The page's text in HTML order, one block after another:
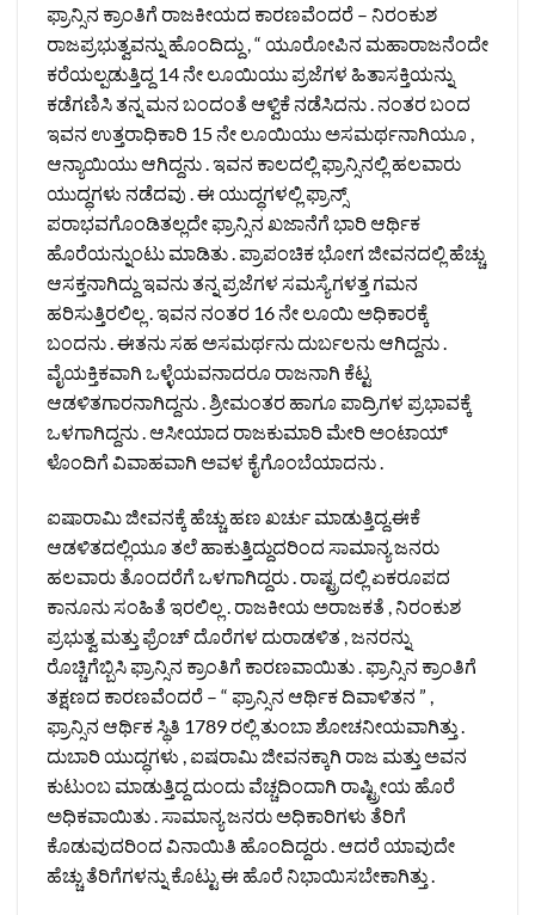
ಫ್ರಾನ್ಸಿನ ಕ್ರಾಂತಿಗೆ ರಾಜಕೀಯದ ಕಾರಣವೆಂದರೆ – ನಿರಂಕುಶ
ರಾಜಪ್ರಭುತ್ವವನ್ನು ಹೊಂದಿದ್ದು , “ ಯೂರೋಪಿನ ಮಹಾರಾಜನೆಂದೇ
ಕರೆಯಲ್ಪಡುತ್ತಿದ್ದ 14 ನೇ ಲೂಯಿಯು ಪ್ರಜೆಗಳ ಹಿತಾಸಕ್ತಿಯನ್ನು
ಕಡೆಗಣಿಸಿ ತನ್ನ ಮನ ಬಂದಂತೆ ಆಳ್ವಿಕೆ ನಡೆಸಿದನು . ನಂತರ ಬಂದ
ಇವನ ಉತ್ತರಾಧಿಕಾರಿ 15 ನೇ ಲೂಯಿಯು ಅಸಮರ್ಥನಾಗಿಯೂ ,
ಆನ್ಯಾಯಿಯು ಆಗಿದ್ದನು . ಇವನ ಕಾಲದಲ್ಲಿ ಫ್ರಾನ್ಸಿನಲ್ಲಿ ಹಲವಾರು
ಯುದ್ಧಗಳು ನಡೆದವು . ಈ ಯುದ್ಧಗಳಲ್ಲಿ ಫ್ರಾನ್ಸ್
ಪರಾಭವಗೊಂಡಿತಲ್ಲದೇ ಫ್ರಾನ್ಸಿನ ಖಜಾನೆಗೆ ಭಾರಿ ಆರ್ಥಿಕ
ಹೊರೆಯನ್ನುಂಟು ಮಾಡಿತು . ಪ್ರಾಪಂಚಿಕ ಭೋಗ ಜೀವನದಲ್ಲಿ ಹೆಚ್ಚು
ಆಸಕ್ತನಾಗಿದ್ದು ಇವನು ತನ್ನ ಪ್ರಜೆಗಳ ಸಮಸ್ಯೆಗಳತ್ತ ಗಮನ
ಹರಿಸುತ್ತಿರಲಿಲ್ಲ . ಇವನ ನಂತರ 16 ನೇ ಲೂಯಿ ಅಧಿಕಾರಕ್ಕೆ
ಬಂದನು . ಈತನು ಸಹ ಅಸಮರ್ಥನು ದುರ್ಬಲನು ಆಗಿದ್ದನು .
ವೈಯಕ್ತಿಕವಾಗಿ ಒಳ್ಳೆಯವನಾದರೂ ರಾಜನಾಗಿ ಕೆಟ್ಟ
ಆಡಳಿತಗಾರನಾಗಿದ್ದನು . ಶ್ರೀಮಂತರ ಹಾಗೂ ಪಾದ್ರಿಗಳ ಪ್ರಭಾವಕ್ಕೆ
ಒಳಗಾಗಿದ್ದನು . ಆಸೀಯಾದ ರಾಜಕುಮಾರಿ ಮೇರಿ ಅಂಟಾಯ್
ಳೊಂದಿಗೆ ವಿವಾಹವಾಗಿ ಅವಳ ಕೈಗೊಂಬೆಯಾದನು .
ಐಷಾರಾಮಿ ಜೀವನಕ್ಕೆ ಹೆಚ್ಚು ಹಣ ಖರ್ಚು ಮಾಡುತ್ತಿದ್ದ.ಈಕೆ
ಆಡಳಿತದಲ್ಲಿಯೂ ತಲೆ ಹಾಕುತ್ತಿದ್ದುದರಿಂದ ಸಾಮಾನ್ಯ ಜನರು
ಹಲವಾರು ತೊಂದರೆಗೆ ಒಳಗಾಗಿದ್ದರು . ರಾಷ್ಟ್ರದಲ್ಲಿ ಏಕರೂಪದ
ಕಾನೂನು ಸಂಹಿತೆ ಇರಲಿಲ್ಲ . ರಾಜಕೀಯ ಅರಾಜಕತೆ , ನಿರಂಕುಶ
ಪ್ರಭುತ್ವ ಮತ್ತು ಫ್ರೆಂಚ್ ದೊರೆಗಳ ದುರಾಡಳಿತ , ಜನರನ್ನು
ರೊಚ್ಚಿಗೆಬ್ಬಿಸಿ ಫ್ರಾನ್ಸಿನ ಕ್ರಾಂತಿಗೆ ಕಾರಣವಾಯಿತು . ಫ್ರಾನ್ಸಿನ ಕ್ರಾಂತಿಗೆ
ತಕ್ಷಣದ ಕಾರಣವೆಂದರೆ – “ ಫ್ರಾನ್ಸಿನ ಆರ್ಥಿಕ ದಿವಾಳಿತನ ” ,
ಫ್ರಾನ್ಸಿನ ಆರ್ಥಿಕ ಸ್ಥಿತಿ 1789 ರಲ್ಲಿ ತುಂಬಾ ಶೋಚನೀಯವಾಗಿತ್ತು .
ದುಬಾರಿ ಯುದ್ಧಗಳು , ಐಷರಾಮಿ ಜೀವನಕ್ಕಾಗಿ ರಾಜ ಮತ್ತು ಅವನ
ಕುಟುಂಬ ಮಾಡುತ್ತಿದ್ದ ದುಂದು ವೆಚ್ಚದಿಂದಾಗಿ ರಾಷ್ಟ್ರೀಯ ಹೊರೆ
ಅಧಿಕವಾಯಿತು . ಸಾಮಾನ್ಯ ಜನರು ಅಧಿಕಾರಿಗಳು ತೆರಿಗೆ
ಕೊಡುವುದರಿಂದ ವಿನಾಯಿತಿ ಹೊಂದಿದ್ದರು . ಆದರೆ ಯಾವುದೇ
ಹೆಚ್ಚು ತೆರಿಗೆಗಳನ್ನು ಕೊಟ್ಟು ಈ ಹೊರೆ ನಿಭಾಯಿಸಬೇಕಾಗಿತ್ತು .